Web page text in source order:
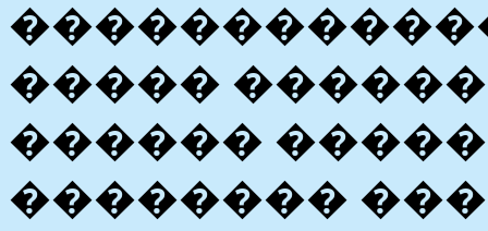
�����
������
��������